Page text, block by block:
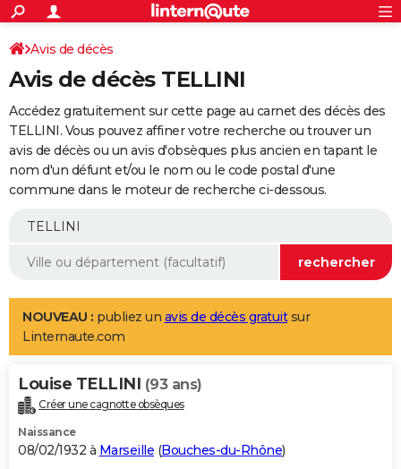
ACTUALITÉS
Politique
Société
Faits Divers
Education
Monde
Villes
+
SPORT
Coupe du monde 2026
Football
Tennis
Cyclisme
Rugby
Forum
Programme TV
TNT
Streaming
Cinéma
Sorties cinéma
Musique
+
FINANCE
Retraite
Epargne
Immobilier
Risques naturels par ville
Banque
Assurance
AUTO
Essais
Réserver un essai
Citadines
Berlines
SUV
Forum auto
+
Mobiles
Meilleur smartphone
Internet
Ordinateurs
Jeux vidéo
Guide high-tech
Aménagement intérieur
LIFESTYLE
Art de vivre
Bien-être
Loisirs
Mode
Modes de vie
Alimentation
Guide de la santé
Maladies
Médicaments
Sommeil
VOYAGE
Destinations
City break
Voyage nature
Voyage de noces
Forum
Climat
+PHOTO
GUIDES D'ACHAT
Avis de décès
Avis de décès TELLINI
Accédez gratuitement sur cette page au carnet des décès des
TELLINI. Vous pouvez affiner votre recherche ou trouver un
avis de décès ou un avis d'obsèques plus ancien en tapant le
nom d'un défunt et/ou le nom ou le code postal d'une
commune dans le moteur de recherche ci-dessous.
NOUVEAU : publiez un avis de décès gratuitsur
Linternaute.com
Louise TELLINI (93 ans)
Créer une cagnotte obsèques
Naissance
08/02/1932 à Marseille (Bouches-du-Rhône)